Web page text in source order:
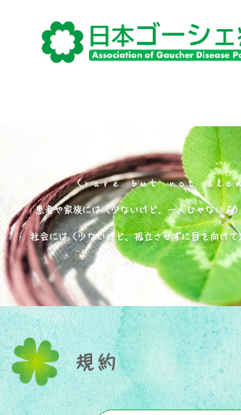
〈ｒａｒｅ ｂｕｔ ｎｏｔ ａｌｏ
患者や家族には〈少ないけど、一人じゃないよ
社会には〈少ないけど、孤立させずに目を向けて
規約